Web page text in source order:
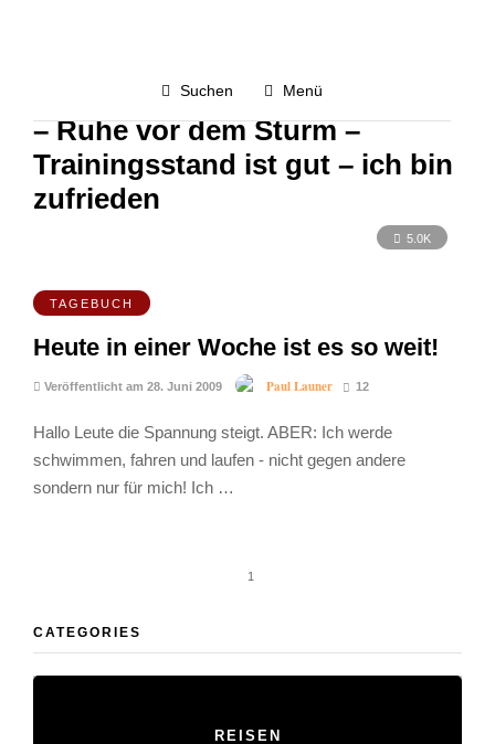
Suchen Menü
andere – sondern nur für mich
– Ruhe vor dem Sturm –
Trainingsstand ist gut – ich bin
zufrieden
5.0K
TAGEBUCH
Heute in einer Woche ist es so weit!
Veröffentlicht am 28. Juni 2009 Paul Launer 12
Hallo Leute die Spannung steigt. ABER: Ich werde
schwimmen, fahren und laufen - nicht gegen andere
sondern nur für mich! Ich …
1
CATEGORIES
REISEN